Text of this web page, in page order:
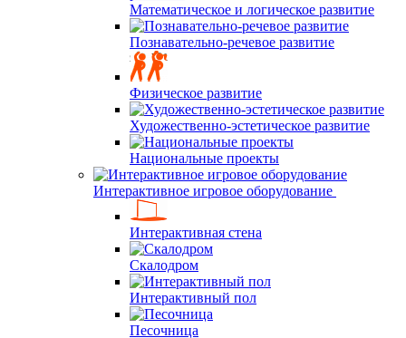
Математическое и логическое развитие
Познавательно-речевое развитие
Физическое развитие
Художественно-эстетическое развитие
Национальные проекты
Интерактивное игровое оборудование
Интерактивная стена
Скалодром
Интерактивный пол
Песочница